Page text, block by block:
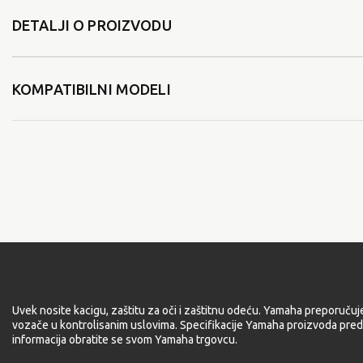
DETALJI O PROIZVODU
KOMPATIBILNI MODELI
Uvek nosite kacigu, zaštitu za oči i zaštitnu odeću. Yamaha
vozače u kontrolisanim uslovima. Specifikacije Yamaha proizvoda
informacija obratite se svom Yamaha trgovcu.